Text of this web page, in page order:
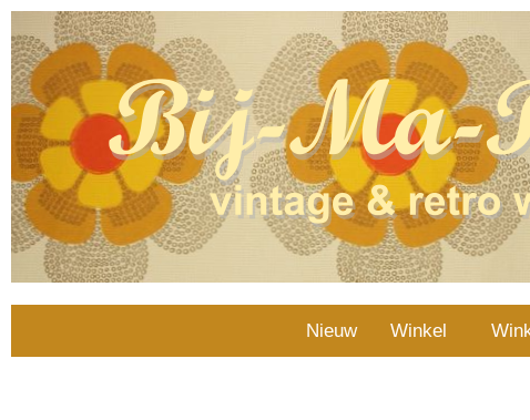
Nieuw Winkel